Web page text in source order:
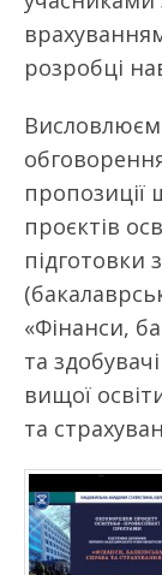
розробці
проєктів
підготовки
«Фінанси,
та
вищої
та